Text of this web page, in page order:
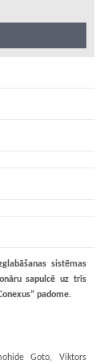
sistēmas
sapulcē uz trīs
padome.
Goto, Viktors